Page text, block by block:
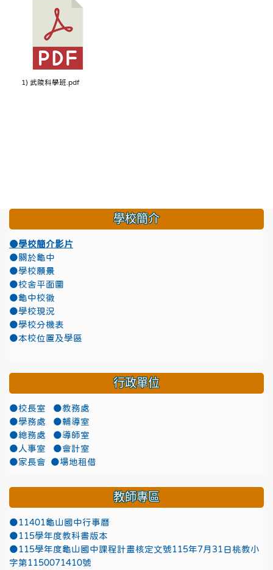
1) 武陵科學班.pdf
學校簡介
●學校簡介影片
●關於龜中
●學校願景
●校舍平面圖
●龜中校徽
●學校現況
●學校分機表
●本校位置及學區
行政單位
●校長室
●教務處
●學務處
●輔導室
●總務處
●導師室
●人事室
●會計室
●家長會
●場地租借
教師專區
●11401龜山國中行事曆
●115學年度教科書版本
●115學年度龜山國中課程計畫核定文號115年7月31日桃教小
字第1150071410號